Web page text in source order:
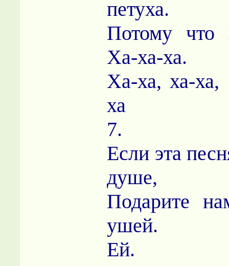
петуха.
Потому что
Ха-ха-ха.
Ха-ха, ха-ха,
ха
7.
Если эта
душе,
Подарите
ушей.
Ей.